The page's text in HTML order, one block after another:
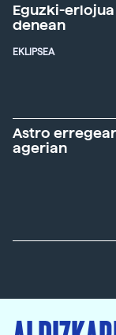
Eguzki-
denean
EKLIPSEA
Astro
agerian